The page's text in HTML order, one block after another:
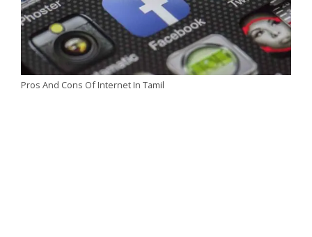
Pros And Cons Of Internet In Tamil